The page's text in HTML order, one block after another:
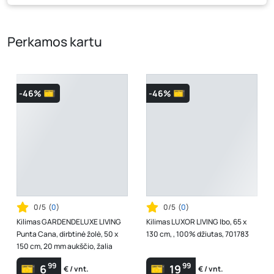
kaina, kuri galioja pirkimo metu.
Perkamos kartu
-46%
0/5 (0)
Kilimas GARDENDELUXE LIVING
Punta Cana, dirbtinė žolė, 50 x
150 cm, 20 mm aukščio, žalia
699 € / vnt.
-46%
0/5 (0)
Kilimas LUXOR LIVING Ibo, 65 x
130 cm, , 100% džiutas, 701783
1999 € / vnt.